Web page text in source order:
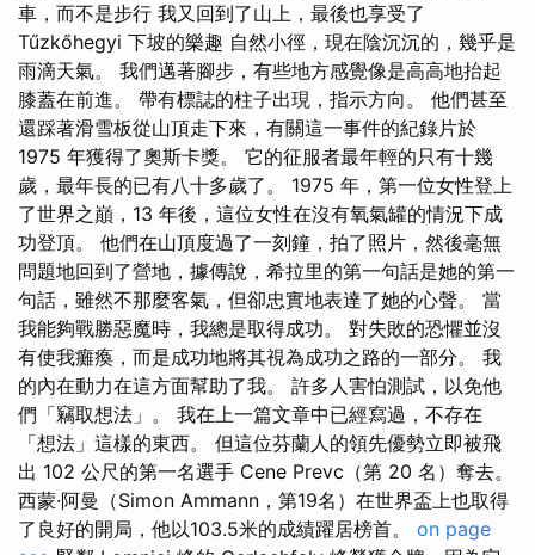
車，而不是步行 我又回到了山上，最後也享受了
Tűzkőhegyi 下坡的樂趣 自然小徑，現在陰沉沉的，幾乎是
雨滴天氣。 我們邁著腳步，有些地方感覺像是高高地抬起
膝蓋在前進。 帶有標誌的柱子出現，指示方向。 他們甚至
還踩著滑雪板從山頂走下來，有關這一事件的紀錄片於
1975 年獲得了奧斯卡獎。 它的征服者最年輕的只有十幾
歲，最年長的已有八十多歲了。 1975 年，第一位女性登上
了世界之巔，13 年後，這位女性在沒有氧氣罐的情況下成
功登頂。 他們在山頂度過了一刻鐘，拍了照片，然後毫無
問題地回到了營地，據傳說，希拉里的第一句話是她的第一
句話，雖然不那麼客氣，但卻忠實地表達了她的心聲。 當
我能夠戰勝惡魔時，我總是取得成功。 對失敗的恐懼並沒
有使我癱瘓，而是成功地將其視為成功之路的一部分。 我
的內在動力在這方面幫助了我。 許多人害怕測試，以免他
們「竊取想法」。 我在上一篇文章中已經寫過，不存在
「想法」這樣的東西。 但這位芬蘭人的領先優勢立即被飛
出 102 公尺的第一名選手 Cene Prevc（第 20 名）奪去。
西蒙·阿曼（Simon Ammann，第19名）在世界盃上也取得
了良好的開局，他以103.5米的成績躍居榜首。 on page